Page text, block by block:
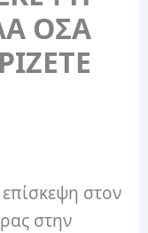
ΟΣΑ
στον
στην